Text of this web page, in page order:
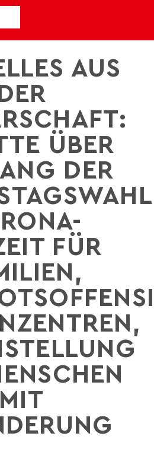
AUS
DER
ÜBER
DER
FÜR
MIT